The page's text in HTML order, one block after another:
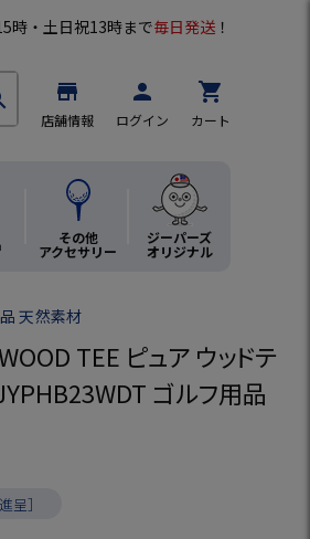
時・土日祝13時まで毎日発送 ！
store
店舗情報
person
ログイン
shopping_cart
カート
その他
アクセサリー
ジーパーズ
オリジナル
品 天然素材
TEE ピュア ウッドテ
ゴルフ用品
呈］